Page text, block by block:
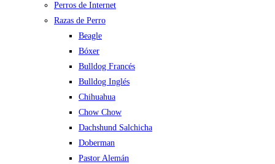
Perros de Internet
Razas de Perro
Beagle
Bóxer
Bulldog Francés
Bulldog Inglés
Chihuahua
Chow Chow
Dachshund Salchicha
Doberman
Pastor Alemán